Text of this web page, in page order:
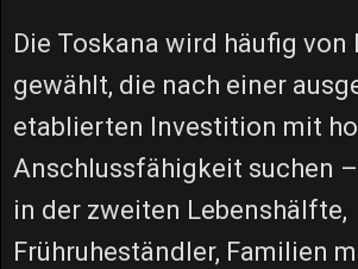
Die Toskana wird häufig von
gewählt, die nach einer
etablierten Investition mit
Anschlussfähigkeit suchen
in der zweiten Lebenshälfte,
Frühruheständler, Familien